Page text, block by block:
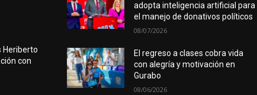
Heriberto
con
adopta inteligencia artificial para
el manejo de donativos políticos
08/07/2026
El regreso a clases cobra vida
con alegría y motivación en
Gurabo
08/06/2026